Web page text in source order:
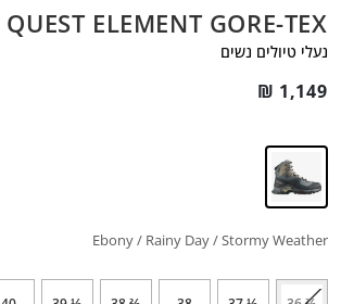
QUEST ELEMENT GORE-TEX
נעלי טיולים נשים
₪ 1,149
Ebony / Rainy Day / Stormy Weather